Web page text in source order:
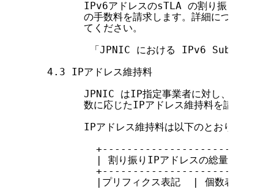
IPv6アドレスのsTLA の割り振り申請に
の手数料を請求します。詳細については、
        てください。
「JPNIC における IPv6 Sub-
  4.3 IPアドレス維持料
JPNIC はIP指定事業者に対し、JPNICか
数に応じたIPアドレス維持料を請求します
        IPアドレス維持料は以下のとおりです。
| 割り振りIPアドレスの総量
|プリフィクス表記  | 個数表記